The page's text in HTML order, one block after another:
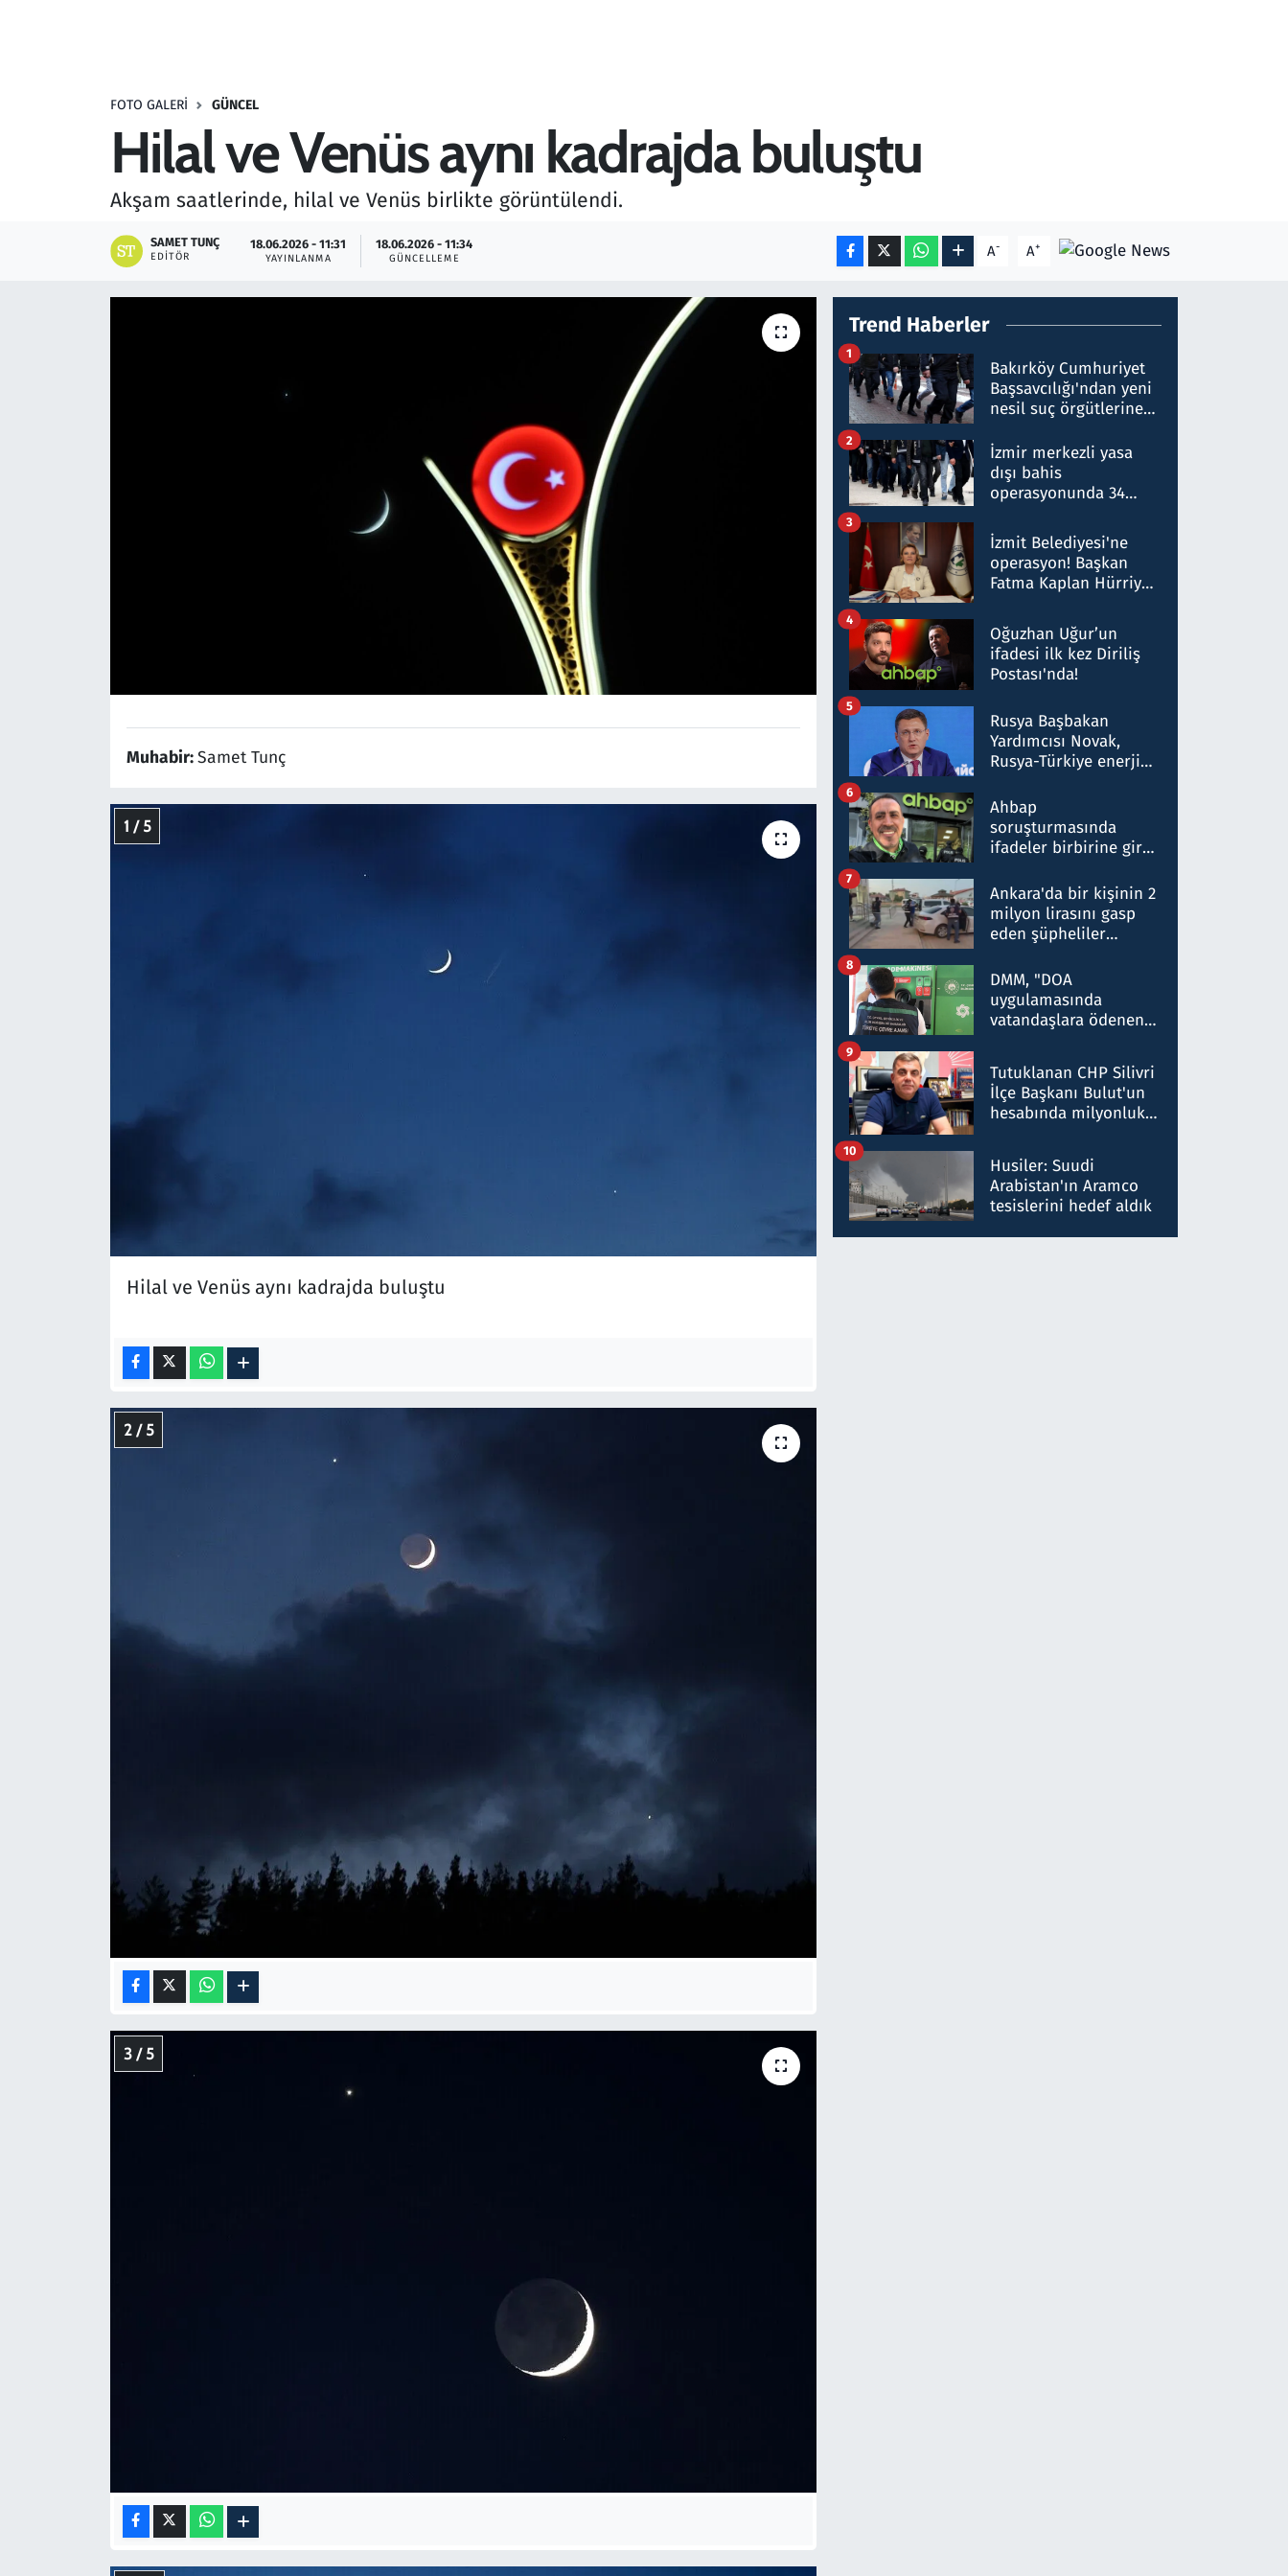
FOTO GALERI GÜNCEL
Hilal ve Venüs aynı kadrajda buluştu
Akşam saatlerinde, hilal ve Venüs birlikte görüntülendi.
SAMET TUNÇ
EDITÖR
18.06.2026 - 11:31
YAYINLANMA
18.06.2026 - 11:34
GÜNCELLEME A- A+
Muhabir:Samet Tunç
1 / 5
Hilal ve Venüs aynı kadrajda buluştu
2 / 5
3 / 5
Trend Haberler
Bakırköy Cumhuriyet
Başsavcılığı'ndan yeni
nesil suç örgütlerine
hakkında gözaltı kararı
1
İzmir merkezli yasa
dışı bahis
operasyonunda 34
Milyar liralık para
trafiği tespit edildi
2
İzmit Belediyesi'ne
operasyon! Başkan
Fatma Kaplan Hürriyet
3
Oğuzhan Uğur’un
ifadesi ilk kez Diriliş
Postası'nda!
4
Rusya Başbakan
Yardımcısı Novak,
Rusya-Türkiye enerji
nitelikte olduğunu
belirtti
5
Ahbap
soruşturmasında
ifadeler birbirine girdi:
ifadelerinden ortaya
çıkan tablo şok etti
6
Ankara'da bir kişinin 2
milyon lirasını gasp
eden şüpheliler
7
DMM, "DOA
uygulamasında
vatandaşlara ödenen
düşürüldüğü" iddiasını
yalanladı
8
Tutuklanan CHP Silivri
İlçe Başkanı Bulut'un
hesabında milyonluk
talimat verdi, ben
gönderdim
9
Husiler: Suudi
Arabistan'ın Aramco
tesislerini hedef aldık
10
Savunma Sanayi
Seçim 2023